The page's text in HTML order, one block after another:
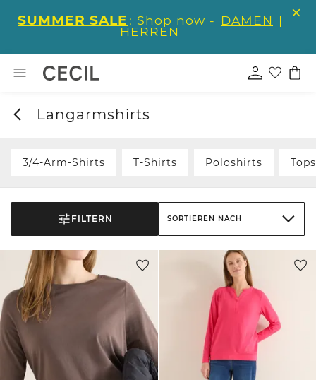
SUMMER SALE : Shop now - DAMEN |
HERREN
Langarmshirts
3/4-Arm-Shirts T-Shirts Poloshirts Tops
FILTERN SORTIEREN NACH